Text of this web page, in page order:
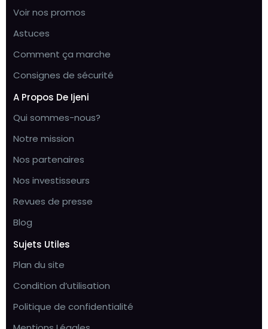
Voir nos promos
Astuces
Comment ça marche
Consignes de sécurité
A Propos De Ijeni
Qui sommes-nous?
Notre mission
Nos partenaires
Nos investisseurs
Revues de presse
Blog
Sujets Utiles
Plan du site
Condition d’utilisation
Politique de confidentialité